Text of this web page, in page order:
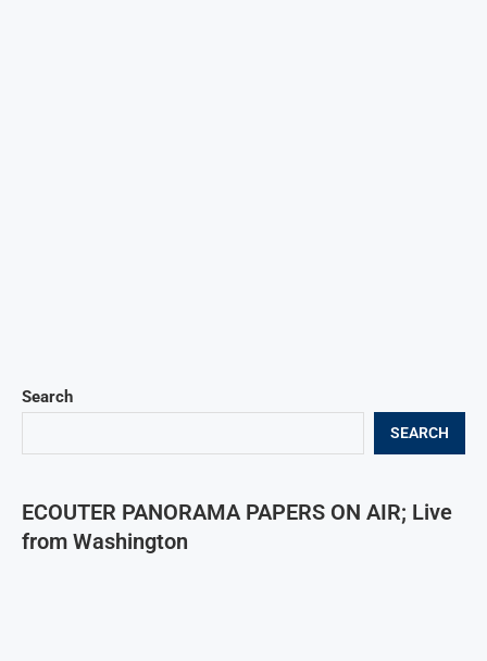
Search
SEARCH
ECOUTER PANORAMA PAPERS ON AIR; Live
from Washington